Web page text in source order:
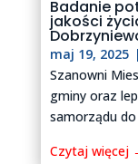
Badanie
jakości
maj 19, 2025 |
Szanowni
gminy oraz
samorządu
Czytaj więcej